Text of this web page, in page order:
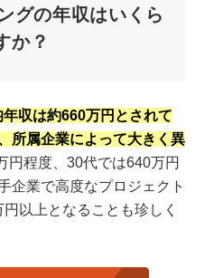
グの年収はいくら
か？
収は約660万円とされて
所属企業によって大きく異
円程度、30代では640万円
企業で高度なプロジェクト
以上となることも珍しく